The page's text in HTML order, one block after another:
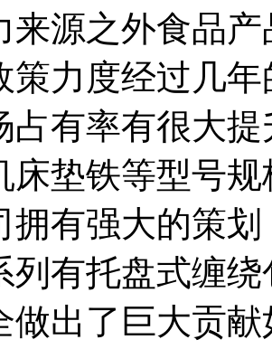
来源之外食品
策力度经过几
占有率有很大
床垫铁等型号
拥有强大的策
列有托盘式缠
做出了巨大贡